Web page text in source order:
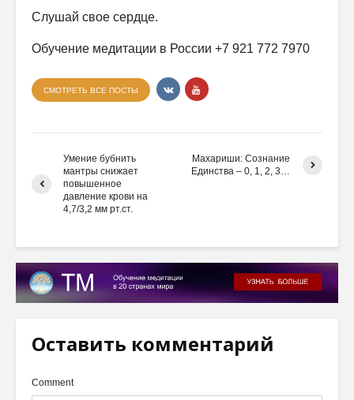
Слушай свое сердце.
Обучение медитации в России +7 921 772 7970
СМОТРЕТЬ ВСЕ ПОСТЫ
Умение бубнить
мантры снижает
повышенное
давление крови на
4,7/3,2 мм рт.ст.
Махариши: Сознание
Единства – 0, 1, 2, 3…
Оставить комментарий
Comment